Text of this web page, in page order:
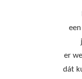
er
dát